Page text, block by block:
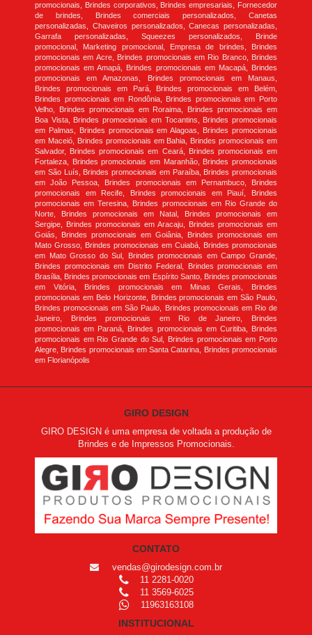
promocionais, Brindes corporativos, Brindes empresariais, Fornecedor
de brindes, Brindes comerciais personalizados, Canetas
personalizadas, Chaveiros personalizados, Canecas personalizadas,
Garrafa personalizadas, Squeezes personalizados, Brinde
promocional, Marketing promocional, Empresa de brindes, Brindes
promocionais em Acre, Brindes promocionais em Rio Branco, Brindes
promocionais em Amapá, Brindes promocionais em Macapá, Brindes
promocionais em Amazonas, Brindes promocionais em Manaus,
Brindes promocionais em Pará, Brindes promocionais em Belém,
Brindes promocionais em Rondônia, Brindes promocionais em Porto
Velho, Brindes promocionais em Roraima, Brindes promocionais em
Boa Vista, Brindes promocionais em Tocantins, Brindes promocionais
em Palmas, Brindes promocionais em Alagoas, Brindes promocionais
em Maceió, Brindes promocionais em Bahia, Brindes promocionais em
Salvador, Brindes promocionais em Ceará, Brindes promocionais em
Fortaleza, Brindes promocionais em Maranhão, Brindes promocionais
em São Luís, Brindes promocionais em Paraíba, Brindes promocionais
em João Pessoa, Brindes promocionais em Pernambuco, Brindes
promocionais em Recife, Brindes promocionais em Piauí, Brindes
promocionais em Teresina, Brindes promocionais em Rio Grande do
Norte, Brindes promocionais em Natal, Brindes promocionais em
Sergipe, Brindes promocionais em Aracaju, Brindes promocionais em
Goiás, Brindes promocionais em Goiânia, Brindes promocionais em
Mato Grosso, Brindes promocionais em Cuiabá, Brindes promocionais
em Mato Grosso do Sul, Brindes promocionais em Campo Grande,
Brindes promocionais em Distrito Federal, Brindes promocionais em
Brasília, Brindes promocionais em Espírito Santo, Brindes promocionais
em Vitória, Brindes promocionais em Minas Gerais, Brindes
promocionais em Belo Horizonte, Brindes promocionais em São Paulo,
Brindes promocionais em São Paulo, Brindes promocionais em Rio de
Janeiro, Brindes promocionais em Rio de Janeiro, Brindes
promocionais em Paraná, Brindes promocionais em Curitiba, Brindes
promocionais em Rio Grande do Sul, Brindes promocionais em Porto
Alegre, Brindes promocionais em Santa Catarina, Brindes promocionais
em Florianópolis
GIRO DESIGN
GIRO DESIGN é uma empresa de voltada a produção de
Brindes e de Impressos Promocionais.
CONTATO
vendas@girodesign.com.br
11 2281-0020
11 3569-6025
11963163108
INSTITUCIONAL